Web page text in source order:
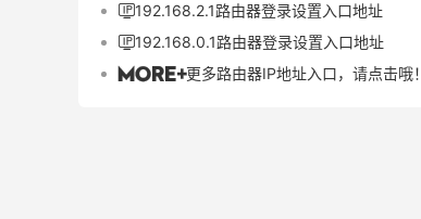
192.168.2.1路由器登录设置入口地址
192.168.0.1路由器登录设置入口地址
更多路由器IP地址入口，请点击哦！